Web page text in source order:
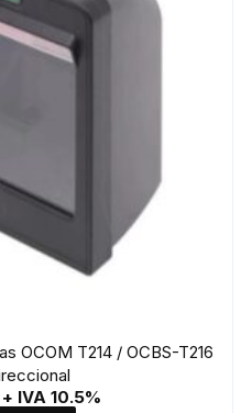
T214 / OCBS-T216
+ IVA 10.5%